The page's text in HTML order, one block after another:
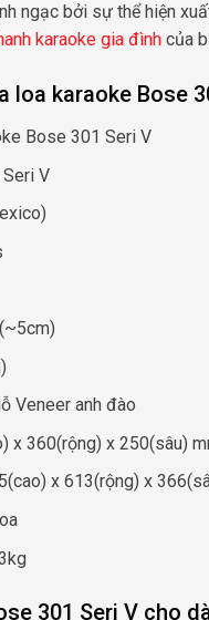
ngạc bởi sự thể hiện
karaoke gia đình của
loa karaoke Bose
Bose 301 Seri V
V
Veneer anh đào
x 360(rộng) x 250(sâu)
x 613(rộng) x
301 Seri V cho